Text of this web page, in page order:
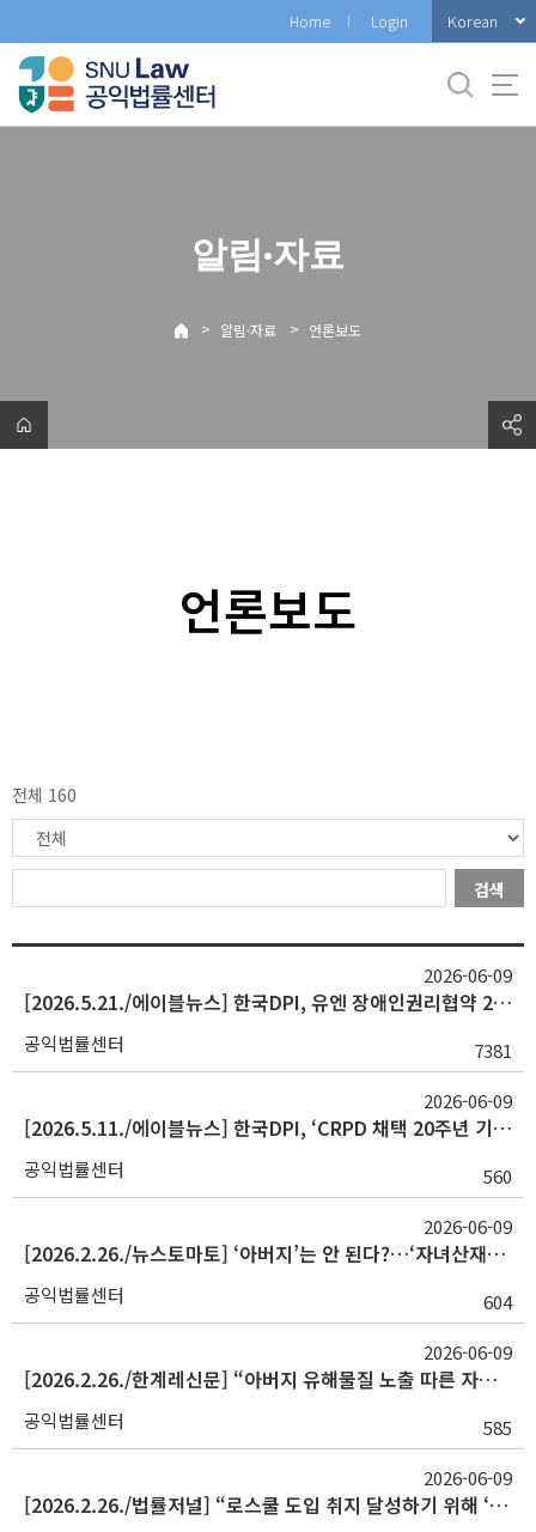
로
메
Home Login Korean
알림·자료
> 알림·자료 > 언론보도
언론보도
전체 160
검색
[2026.5.21./에이블뉴스] 한국DPI, 유엔 장애인권리협약 20주년 국제포럼 성료
공익법률센터 7381
2026-06-09
[2026.5.11./에이블뉴스] 한국DPI, ‘CRPD 채택 20주년 기념 국제 전문가 초청 포럼’ 18~20일 개최
공익법률센터 560
2026-06-09
[2026.2.26./뉴스토마토] ‘아버지’는 안 된다?…‘자녀산재법’ 사각지대
공익법률센터 604
2026-06-09
[2026.2.26./한계레신문] “아버지 유해물질 노출 따른 자녀 질환도 산재 인정하라” 소송
공익법률센터 585
2026-06-09
[2026.2.26./법률저널] “로스쿨 도입 취지 달성하기 위해 ‘임상법학’ 교육 강화해야”
2026-06-09